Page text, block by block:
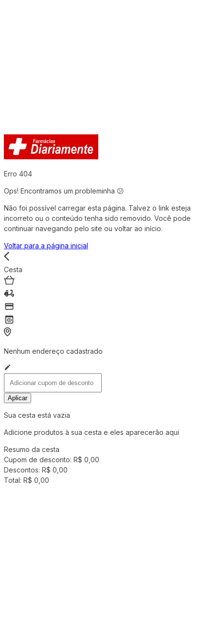
Erro 404
Ops! Encontramos um probleminha 😕
Não foi possível carregar esta página. Talvez o link esteja
incorreto ou o conteúdo tenha sido removido. Você pode
continuar navegando pelo site ou voltar ao início.
Voltar para a página inicial
Cesta
Nenhum endereço cadastrado
Aplicar
Sua cesta está vazia
Adicione produtos à sua cesta e eles aparecerão aqui
Resumo da cesta
Cupom de desconto: R$ 0,00
Descontos: R$ 0,00
Total: R$ 0,00